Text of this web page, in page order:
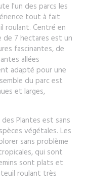
l'un des parcs les
tout à fait
roulant. Centré en
7 hectares est un
fascinantes, de
allées
adapté pour une
du parc est
et larges,
Plantes est sans
végétales. Les
sans problème
qui sont
sont plats et
roulant très